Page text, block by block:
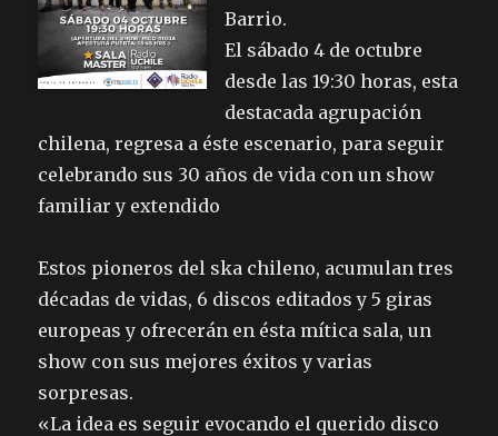
Barrio.
El sábado 4 de octubre
desde las 19:30 horas, esta
destacada agrupación
chilena, regresa a éste escenario, para seguir
celebrando sus 30 años de vida con un show
familiar y extendido
Estos pioneros del ska chileno, acumulan tres
décadas de vidas, 6 discos editados y 5 giras
europeas y ofrecerán en ésta mítica sala, un
show con sus mejores éxitos y varias
sorpresas.
«La idea es seguir evocando el querido disco